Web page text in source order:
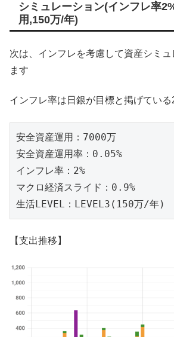
シミュレーション(インフレ率
用,150万/年)
次は、インフレを考慮して資産シミ
ます
インフレ率は日銀が目標と掲げている
安全資産運用：7000万
安全資産運用率：0.05%
インフレ率：2%
マクロ経済スライド：0.9%
生活LEVEL：LEVEL3(150万/年)
【支出推移】